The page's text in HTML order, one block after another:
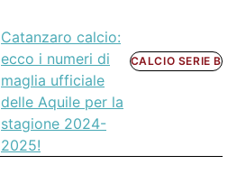
Catanzaro calcio:
ecco i numeri di
maglia ufficiale
delle Aquile per la
stagione 2024-
2025!
CALCIO SERIE B